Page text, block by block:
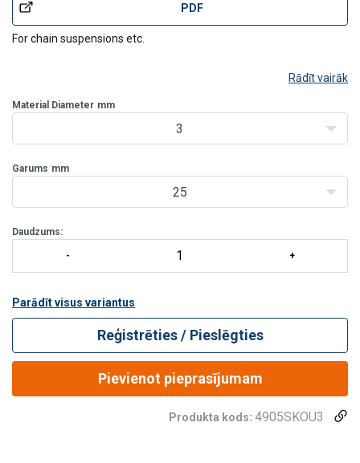
PDF
For chain suspensions etc.
Rādīt vairāk
Material Diameter mm
3
Garums mm
25
Daudzums:
Parādīt visus variantus
Reģistrēties / Pieslēgties
Pievienot pieprasījumam
Produkta kods: 4905SKOU3